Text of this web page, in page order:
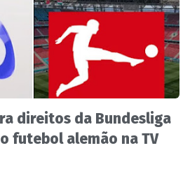
direitos da Bundesliga
futebol alemão na TV